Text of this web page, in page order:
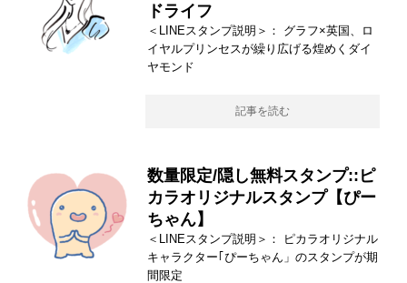
ドライフ
＜LINEスタンプ説明＞： グラフ×英国、ロ
イヤルプリンセスが繰り広げる煌めくダイ
ヤモンド
記事を読む
数量限定/隠し無料スタンプ::ピ
カラオリジナルスタンプ【ぴー
ちゃん】
＜LINEスタンプ説明＞： ピカラオリジナル
キャラクター｢ぴーちゃん」のスタンプが期
間限定